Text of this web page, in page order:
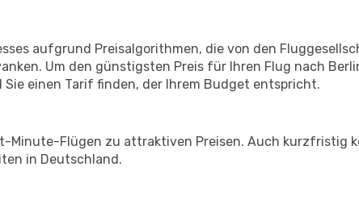
aufgrund Preisalgorithmen, die von den
Um den günstigsten Preis für Ihren Flug nach
einen Tarif finden, der Ihrem Budget entspricht.
Minute-Flügen zu attraktiven Preisen. Auch kurzfristig
in Deutschland.